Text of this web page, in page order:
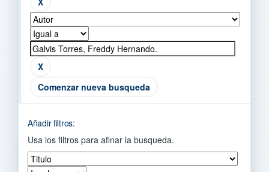
Comenzar nueva busqueda
Añadir filtros:
Usa los filtros para afinar la busqueda.